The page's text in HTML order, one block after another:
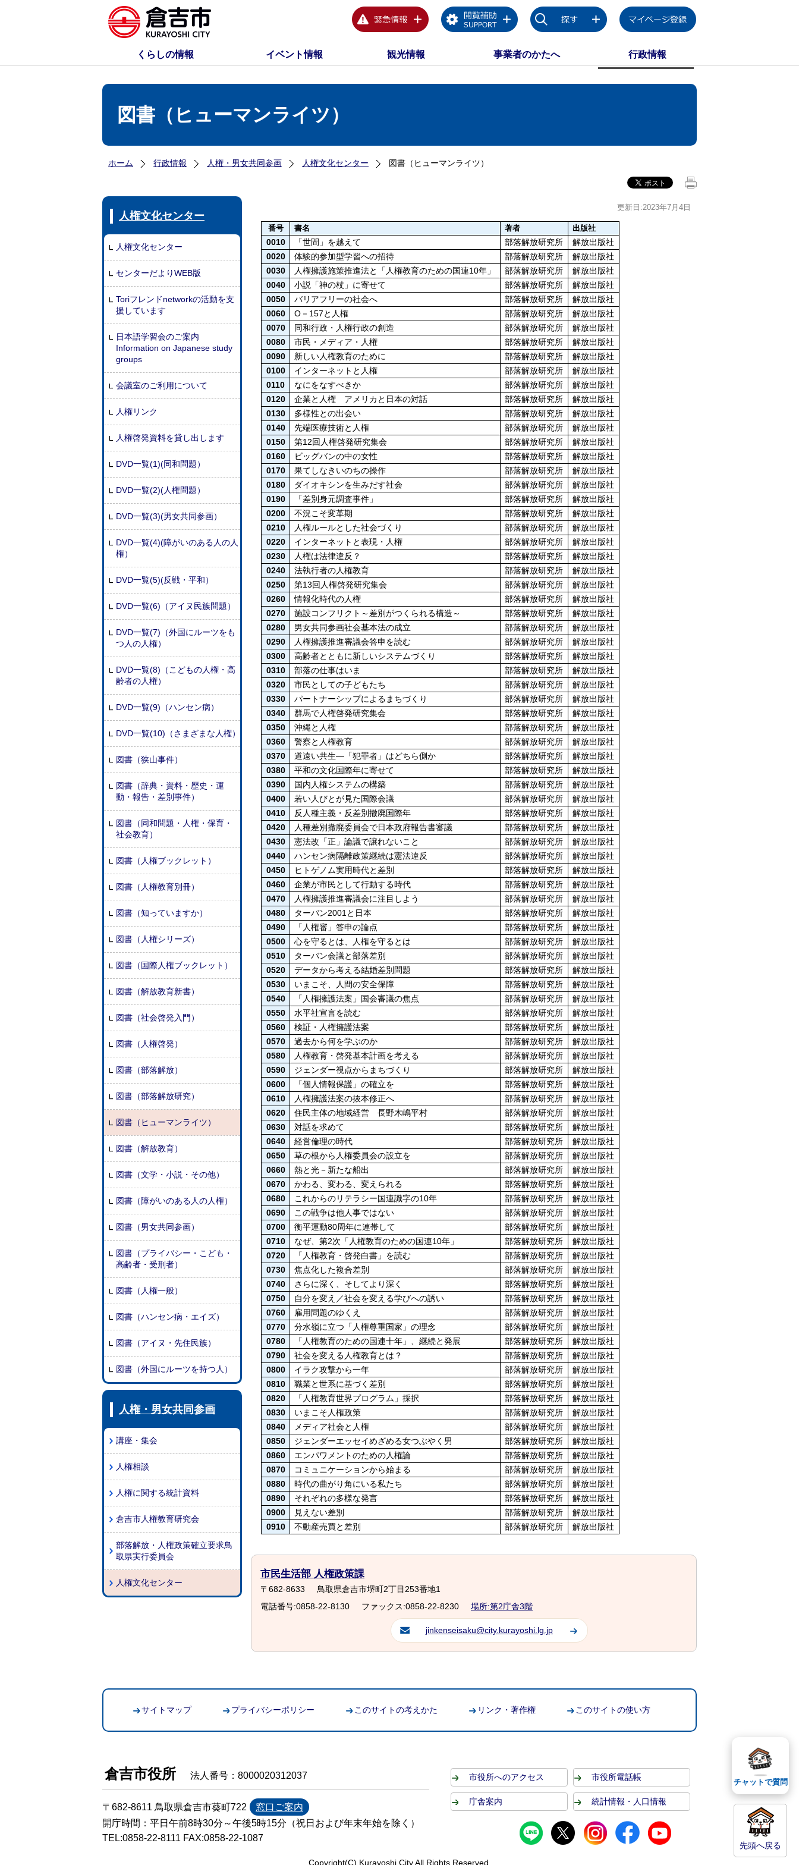
くらしの情報 イベント情報 観光情報 事業者のかたへ 行政情報
図書（ヒューマンライツ）
ホーム 行政情報 人権・男女共同参画 人権文化センター 図書（ヒューマンライツ）
人権文化センター
人権文化センター
センターだよりWEB版
Toriフレンドnetworkの活動を支
援しています
日本語学習会のご案内
Information on Japanese study
groups
会議室のご利用について
人権リンク
人権啓発資料を貸し出します
DVD一覧(1)(同和問題）
DVD一覧(2)(人権問題）
DVD一覧(3)(男女共同参画）
DVD一覧(4)(障がいのある人の人
権）
DVD一覧(5)(反戦・平和）
DVD一覧(6)（アイヌ民族問題）
DVD一覧(7)（外国にルーツをも
つ人の人権）
DVD一覧(8)（こどもの人権・高
齢者の人権）
DVD一覧(9)（ハンセン病）
DVD一覧(10)（さまざまな人権）
図書（狭山事件）
図書（辞典・資料・歴史・運
動・報告・差別事件）
図書（同和問題・人権・保育・
社会教育）
図書（人権ブックレット）
図書（人権教育別冊）
図書（知っていますか）
図書（人権シリーズ）
図書（国際人権ブックレット）
図書（解放教育新書）
図書（社会啓発入門）
図書（人権啓発）
図書（部落解放）
図書（部落解放研究）
図書（ヒューマンライツ）
図書（解放教育）
図書（文学・小説・その他）
図書（障がいのある人の人権）
図書（男女共同参画）
図書（プライバシー・こども・
高齢者・受刑者）
図書（人権一般）
図書（ハンセン病・エイズ）
図書（アイヌ・先住民族）
図書（外国にルーツを持つ人）
人権・男女共同参画
講座・集会
人権相談
人権に関する統計資料
倉吉市人権教育研究会
部落解放・人権政策確立要求鳥
取県実行委員会
人権文化センター
更新日:2023年7月4日
番号 書名 著者 出版社
0010 「世間」を越えて 部落解放研究所
解放出版社
0020
体験的参加型学習への招待 部落解放研究所
解放出版社
0030
人権擁護施策推進法と「人権教育のための国連10年」 部落解放研究所
解放出版社
0040
小説「神の杖」に寄せて 部落解放研究所
解放出版社
0050
バリアフリーの社会へ 部落解放研究所
解放出版社
0060
O－157と人権 部落解放研究所
解放出版社
0070
同和行政・人権行政の創造 部落解放研究所
解放出版社
0080
市民・メディア・人権 部落解放研究所
解放出版社
0090
新しい人権教育のために 部落解放研究所
解放出版社
0100
インターネットと人権 部落解放研究所
解放出版社
0110
なにをなすべきか 部落解放研究所
解放出版社
0120
企業と人権 アメリカと日本の対話 部落解放研究所
解放出版社
0130
多様性との出会い 部落解放研究所
解放出版社
0140
先端医療技術と人権 部落解放研究所
解放出版社
0150
第12回人権啓発研究集会 部落解放研究所
解放出版社
0160
ビッグバンの中の女性 部落解放研究所
解放出版社
0170
果てしなきいのちの操作 部落解放研究所
解放出版社
0180
ダイオキシンを生みだす社会 部落解放研究所
解放出版社
0190
「差別身元調査事件」 部落解放研究所
解放出版社
0200
不況こそ変革期 部落解放研究所
解放出版社
0210
人権ルールとした社会づくり 部落解放研究所
解放出版社
0220
インターネットと表現・人権 部落解放研究所
解放出版社
0230
人権は法律違反？ 部落解放研究所
解放出版社
0240
法執行者の人権教育 部落解放研究所
解放出版社
0250
第13回人権啓発研究集会 部落解放研究所
解放出版社
0260
情報化時代の人権 部落解放研究所
解放出版社
0270
施設コンフリクト～差別がつくられる構造～ 部落解放研究所
解放出版社
0280
男女共同参画社会基本法の成立 部落解放研究所
解放出版社
0290
人権擁護推進審議会答申を読む 部落解放研究所
解放出版社
0300
高齢者とともに新しいシステムづくり 部落解放研究所
解放出版社
0310
部落の仕事はいま 部落解放研究所
解放出版社
0320
市民としての子どもたち 部落解放研究所
解放出版社
0330
パートナーシップによるまちづくり 部落解放研究所
解放出版社
0340
群馬で人権啓発研究集会 部落解放研究所
解放出版社
0350
沖縄と人権 部落解放研究所
解放出版社
0360
警察と人権教育 部落解放研究所
解放出版社
0370
道遠い共生―「犯罪者」はどちら側か 部落解放研究所
解放出版社
0380
平和の文化国際年に寄せて 部落解放研究所
解放出版社
0390
国内人権システムの構築 部落解放研究所
解放出版社
0400
若い人びとが見た国際会議 部落解放研究所
解放出版社
0410
反人種主義・反差別撤廃国際年 部落解放研究所
解放出版社
0420
人種差別撤廃委員会で日本政府報告書審議 部落解放研究所
解放出版社
0430
憲法改「正」論議で譲れないこと 部落解放研究所
解放出版社
0440
ハンセン病隔離政策継続は憲法違反 部落解放研究所
解放出版社
0450
ヒトゲノム実用時代と差別 部落解放研究所
解放出版社
0460
企業が市民として行動する時代 部落解放研究所
解放出版社
0470
人権擁護推進審議会に注目しよう 部落解放研究所
解放出版社
0480
ターバン2001と日本 部落解放研究所
解放出版社
0490
「人権審」答申の論点 部落解放研究所
解放出版社
0500
心を守るとは、人権を守るとは 部落解放研究所
解放出版社
0510
ターバン会議と部落差別 部落解放研究所
解放出版社
0520
データから考える結婚差別問題 部落解放研究所
解放出版社
0530
いまこそ、人間の安全保障 部落解放研究所
解放出版社
0540
「人権擁護法案」国会審議の焦点 部落解放研究所
解放出版社
0550
水平社宣言を読む 部落解放研究所
解放出版社
0560
検証・人権擁護法案 部落解放研究所
解放出版社
0570
過去から何を学ぶのか 部落解放研究所
解放出版社
0580
人権教育・啓発基本計画を考える 部落解放研究所
解放出版社
0590
ジェンダー視点からまちづくり 部落解放研究所
解放出版社
0600
「個人情報保護」の確立を 部落解放研究所
解放出版社
0610
人権擁護法案の抜本修正へ 部落解放研究所
解放出版社
0620
住民主体の地域経営 長野木嶋平村 部落解放研究所
解放出版社
0630
対話を求めて 部落解放研究所
解放出版社
0640
経営倫理の時代 部落解放研究所
解放出版社
0650
草の根から人権委員会の設立を 部落解放研究所
解放出版社
0660
熱と光－新たな船出 部落解放研究所
解放出版社
0670
かわる、変わる、変えられる 部落解放研究所
解放出版社
0680
これからのリテラシー国連識字の10年 部落解放研究所
解放出版社
0690
この戦争は他人事ではない 部落解放研究所
解放出版社
0700
衡平運動80周年に連帯して 部落解放研究所
解放出版社
0710
なぜ、第2次「人権教育のための国連10年」 部落解放研究所
解放出版社
0720
「人権教育・啓発白書」を読む 部落解放研究所
解放出版社
0730
焦点化した複合差別 部落解放研究所
解放出版社
0740
さらに深く、そしてより深く 部落解放研究所
解放出版社
0750
自分を変え／社会を変える学びへの誘い 部落解放研究所
解放出版社
0760
雇用問題のゆくえ 部落解放研究所
解放出版社
0770
分水嶺に立つ「人権尊重国家」の理念 部落解放研究所
解放出版社
0780
「人権教育のための国連十年」、継続と発展 部落解放研究所
解放出版社
0790
社会を変える人権教育とは？ 部落解放研究所
解放出版社
0800
イラク攻撃から一年 部落解放研究所
解放出版社
0810
職業と世系に基づく差別 部落解放研究所
解放出版社
0820
「人権教育世界プログラム」採択 部落解放研究所
解放出版社
0830
いまこそ人権政策 部落解放研究所
解放出版社
0840
メディア社会と人権 部落解放研究所
解放出版社
0850
ジェンダーエッセイめざめる女つぶやく男 部落解放研究所
解放出版社
0860
エンパワメントのための人権論 部落解放研究所
解放出版社
0870
コミュニケーションから始まる 部落解放研究所
解放出版社
0880
時代の曲がり角にいる私たち 部落解放研究所
解放出版社
0890
それぞれの多様な発言 部落解放研究所
解放出版社
0900
見えない差別 部落解放研究所
解放出版社
0910
不動産売買と差別 部落解放研究所 解放出版社
市民生活部 人権政策課
〒682-8633
鳥取県倉吉市堺町2丁目253番地1
電話番号:0858-22-8130
ファックス:0858-22-8230 場所:第2庁舎3階
jinkenseisaku@city.kurayoshi.lg.jp
先頭へ戻る
サイトマップ プライバシーポリシー このサイトの考えかた リンク・著作権 このサイトの使い方
倉吉市役所 法人番号：8000020312037
〒682-8611 鳥取県倉吉市葵町722
窓口ご案内
開庁時間：平日午前8時30分～午後5時15分（祝日および年末年始を除く）
TEL:0858-22-8111 FAX:0858-22-1087
市役所へのアクセス 市役所電話帳
庁舎案内 統計情報・人口情報
Copyright(C) Kurayoshi City All Rights Reserved.
チャットで質問